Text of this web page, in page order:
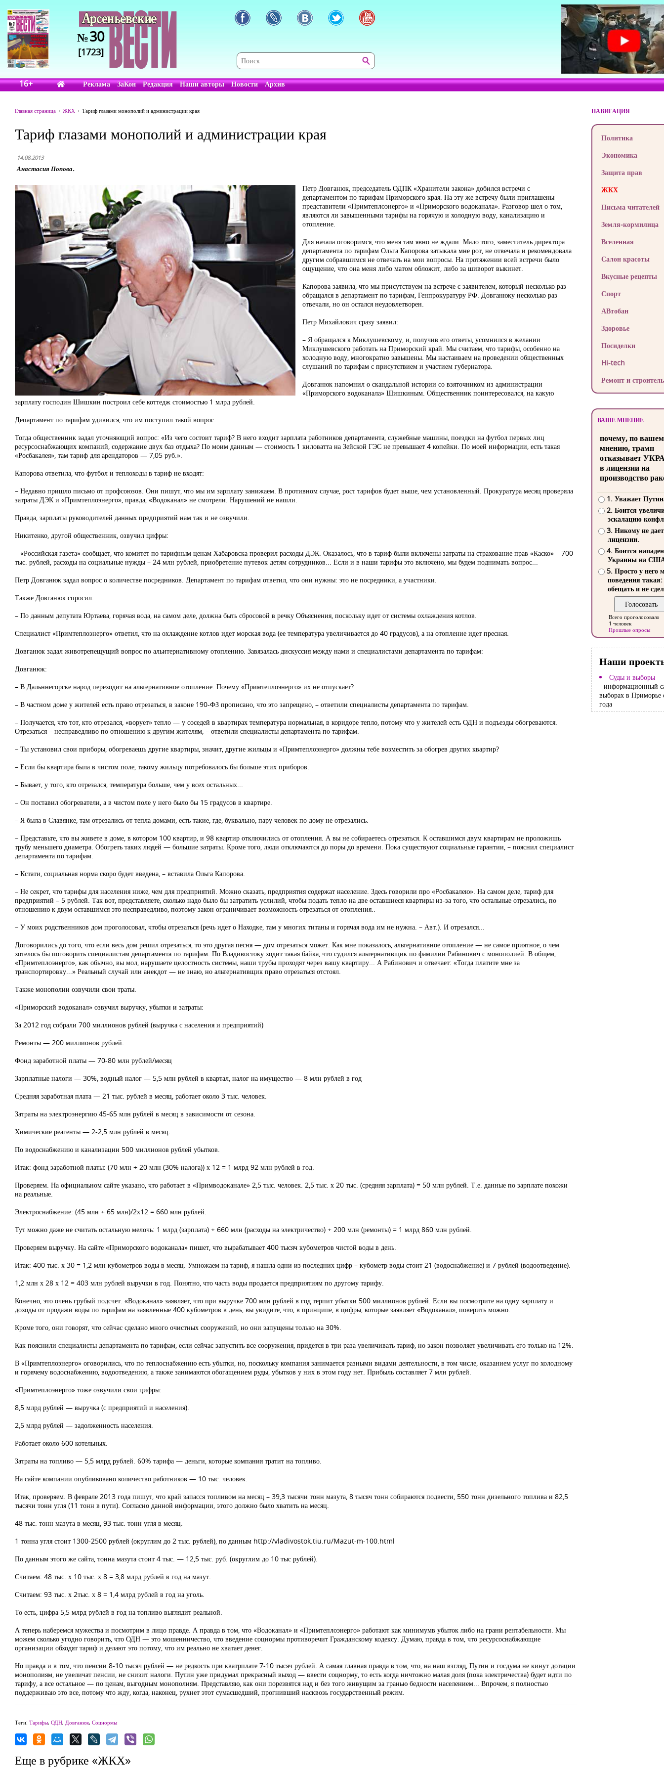
№30
[1723]
16+ Реклама ЗаКон Редакция Наши авторы Новости Архив
Главная страница ЖКХ Тариф глазами монополий и администрации края
Тариф глазами монополий и администрации края
14.08.2013
Анастасия Попова.
Петр Довганюк, председатель ОДПК «Хранители закона» добился встречи с
департаментом по тарифам Приморского края. На эту же встречу были приглашены
представители «Примтеплоэнерго» и «Приморского водоканала». Разговор шел о том,
являются ли завышенными тарифы на горячую и холодную воду, канализацию и
отопление.
Для начала оговоримся, что меня там явно не ждали. Мало того, заместитель директора
департамента по тарифам Ольга Капорова затыкала мне рот, не отвечала и рекомендовала
другим собравшимся не отвечать на мои вопросы. На протяжении всей встречи было
ощущение, что она меня либо матом обложит, либо за шиворот выкинет.
Капорова заявила, что мы присутствуем на встрече с заявителем, который несколько раз
обращался в департамент по тарифам, Генпрокуратуру РФ. Довганюку несколько раз
отвечали, но он остался неудовлетворен.
Петр Михайлович сразу заявил:
– Я обращался к Миклушевскому, и, получив его ответы, усомнился в желании
Миклушевского работать на Приморский край. Мы считаем, что тарифы, особенно на
холодную воду, многократно завышены. Мы настаиваем на проведении общественных
слушаний по тарифам с присутствием и участием губернатора.
Довганюк напомнил о скандальной истории со взяточником из администрации
«Приморского водоканала» Шишкиным. Общественник поинтересовался, на какую
зарплату господин Шишкин построил себе коттедж стоимостью 1 млрд рублей.
Департамент по тарифам удивился, что им поступил такой вопрос.
Тогда общественник задал уточняющий вопрос: «Из чего состоит тариф? В него входит зарплата работников департамента, служебные машины, поездки на футбол первых лиц
ресурсоснабжающих компаний, содержание двух баз отдыха? По моим данным — стоимость 1 киловатта на Зейской ГЭС не превышает 4 копейки. По моей информации, есть такая
«Росбакалея», там тариф для арендаторов — 7,05 руб.».
Капорова ответила, что футбол и теплоходы в тариф не входят:
– Недавно пришло письмо от профсоюзов. Они пишут, что мы им зарплату занижаем. В противном случае, рост тарифов будет выше, чем установленный. Прокуратура месяц проверяла
затраты ДЭК и «Примтеплоэнерго», правда, «Водоканал» не смотрели. Нарушений не нашли.
Правда, зарплаты руководителей данных предприятий нам так и не озвучили.
Никитенко, другой общественник, озвучил цифры:
– «Российская газета» сообщает, что комитет по тарифным ценам Хабаровска проверил расходы ДЭК. Оказалось, что в тариф были включены затраты на страхование прав «Каско» – 700
тыс. рублей, расходы на социальные нужды – 24 млн рублей, приобретение путевок детям сотрудников... Если и в наши тарифы это включено, мы будем поднимать вопрос...
Петр Довганюк задал вопрос о количестве посредников. Департамент по тарифам ответил, что они нужны: это не посредники, а участники.
Также Довганюк спросил:
– По данным депутата Юртаева, горячая вода, на самом деле, должна быть сбросовой в речку Объяснения, поскольку идет от системы охлаждения котлов.
Специалист «Примтеплоэнерго» ответил, что на охлаждение котлов идет морская вода (ее температура увеличивается до 40 градусов), а на отопление идет пресная.
Довганюк задал животрепещущий вопрос по альитернативному отоплению. Завязалась дискуссия между нами и специалистами департамента по тарифам:
Довганюк:
– В Дальннегорске народ переходит на альтернативное отопление. Почему «Примтеплоэнерго» их не отпускает?
– В частном доме у жителей есть право отрезаться, в законе 190-ФЗ прописано, что это запрещено, – ответили специалисты департамента по тарифам.
– Получается, что тот, кто отрезался, «ворует» тепло — у соседей в квартирах температура нормальная, в коридоре тепло, потому что у жителей есть ОДН и подъезды обогреваются.
Отрезаться – несправедливо по отношению к другим жителям, – ответили специалисты департамента по тарифам.
– Ты установил свои приборы, обогреваешь другие квартиры, значит, другие жильцы и «Примтеплоэнерго» должны тебе возместить за обогрев других квартир?
– Если бы квартира была в чистом поле, такому жильцу потребовалось бы больше этих приборов.
– Бывает, у того, кто отрезался, температура больше, чем у всех остальных...
– Он поставил обогреватели, а в чистом поле у него было бы 15 градусов в квартире.
– Я была в Славянке, там отрезались от тепла домами, есть такие, где, буквально, пару человек по дому не отрезались.
– Представьте, что вы живете в доме, в котором 100 квартир, и 98 квартир отключились от отопления. А вы не собираетесь отрезаться. К оставшимся двум квартирам не проложишь
трубу меньшего диаметра. Обогреть таких людей — большие затраты. Кроме того, люди отключаются до поры до времени. Пока существуют социальные гарантии, – пояснил специалист
департамента по тарифам.
– Кстати, социальная норма скоро будет введена, – вставила Ольга Капорова.
– Не секрет, что тарифы для населения ниже, чем для предприятий. Можно сказать, предприятия содержат население. Здесь говорили про «Pосбакалею». На самом деле, тариф для
предприятий – 5 рублей. Так вот, представляете, сколько надо было бы затратить услилий, чтобы подать тепло на две оставшиеся квартиры из-за того, что остальные отрезались, по
отношению к двум оставшимся это несправедливо, поэтому закон ограничивает возможность отрезаться от отопления..
– У моих родственников дом проголосовал, чтобы отрезаться (речь идет о Находке, там у многих титаны и горячая вода им не нужна. – Авт.). И отрезался...
Договорились до того, что если весь дом решил отрезаться, то это другая песня — дом отрезаться может. Как мне показалось, альтернативное отопление — не самое приятное, о чем
хотелось бы поговорить специалистам департамента по тарифам. По Владивостоку ходит такая байка, что судился альтернативщик по фамилии Рабинович с монополией. В общем,
«Примтеплоэнерго», как обычно, вы мол, нарушаете целостность системы, наши трубы проходят через вашу квартиру... А Рабинович и отвечает: «Тогда платите мне за
транспортировку...» Реальный случай или анекдот — не знаю, но альтернативщик право отрезаться отстоял.
Также монополии озвучили свои траты.
«Приморский водоканал» озвучил выручку, убытки и затраты:
За 2012 год собрали 700 миллионов рублей (выручка с населения и предприятий)
Ремонты — 200 миллионов рублей.
Фонд заработной платы — 70-80 млн рублей/месяц
Зарплатные налоги — 30%, водный налог — 5,5 млн рублей в квартал, налог на имущество — 8 млн рублей в год
Средняя заработная плата — 21 тыс. рублей в месяц, работает около 3 тыс. человек.
Затраты на электроэнергию 45-65 млн рублей в месяц в зависимости от сезона.
Химические реагенты — 2-2,5 млн рублей в месяц.
По водоснабжению и канализации 500 миллионов рублей убытков.
Итак: фонд заработной платы: (70 млн + 20 млн (30% налога)) х 12 = 1 млрд 92 млн рублей в год.
Проверяем. На официальном сайте указано, что работает в «Примводоканале» 2,5 тыс. человек. 2,5 тыс. х 20 тыс. (средняя зарплата) = 50 млн рублей. Т.е. данные по зарплате похожи
на реальные.
Электроснабжение: (45 млн + 65 млн)/2х12 = 660 млн рублей.
Тут можно даже не считать остальную мелочь: 1 млрд (зарплата) + 660 млн (расходы на электричество) + 200 млн (ремонты) = 1 млрд 860 млн рублей.
Проверяем выручку. На сайте «Приморского водоканала» пишет, что вырабатывает 400 тысяч кубометров чистой воды в день.
Итак: 400 тыс. х 30 = 1,2 млн кубометров воды в месяц. Умножаем на тариф, я нашла одни из последних цифр – кубометр воды стоит 21 (водоснабжение) и 7 рублей (водоотведение).
1,2 млн х 28 х 12 = 403 млн рублей выручки в год. Понятно, что часть воды продается предприятиям по другому тарифу.
Конечно, это очень грубый подсчет. «Водоканал» заявляет, что при выручке 700 млн рублей в год терпит убытки 500 миллионов рублей. Если вы посмотрите на одну зарплату и
доходы от продажи воды по тарифам на заявленные 400 кубометров в день, вы увидите, что, в принципе, в цифры, которые заявляет «Водоканал», поверить можно.
Кроме того, они говорят, что сейчас сделано много очистных сооружений, но они запущены только на 30%.
Как пояснили специалисты департамента по тарифам, если сейчас запустить все сооружения, придется в три раза увеличивать тариф, но закон позволяет увеличивать его только на 12%.
В «Примтеплоэнерго» оговорились, что по теплоснабжению есть убытки, но, поскольку компания занимается разными видами деятельности, в том числе, оказанием услуг по холодному
и горячему водоснабжению, водоотведению, а также занимаются обогащением руды, убытков у них в этом году нет. Прибыль составляет 7 млн рублей.
«Примтеплоэнерго» тоже озвучили свои цифры:
8,5 млрд рублей — выручка (с предприятий и населения).
2,5 млрд рублей — задолженность населения.
Работает около 600 котельных.
Затраты на топливо — 5,5 млрд рублей. 60% тарифа — деньги, которые компания тратит на топливо.
На сайте компании опубликовано количество работников — 10 тыс. человек.
Итак, проверяем. В феврале 2013 года пишут, что край запасся топливом на месяц – 39,3 тысячи тонн мазута, 8 тысяч тонн собираются подвести, 550 тонн дизельного топлива и 82,5
тысячи тонн угля (11 тонн в пути). Согласно данной информации, этого должно было хватить на месяц.
48 тыс. тонн мазута в месяц, 93 тыс. тонн угля в месяц.
1 тонна угля стоит 1300-2500 рублей (округлим до 2 тыс. рублей), по данным http://vladivostok.tiu.ru/Mazut-m-100.html
По данным этого же сайта, тонна мазута стоит 4 тыс. — 12,5 тыс. руб. (округлим до 10 тыс рублей).
Считаем: 48 тыс. х 10 тыс. х 8 = 3,8 млрд рублей в год на мазут.
Считаем: 93 тыс. х 2тыс. х 8 = 1,4 млрд рублей в год на уголь.
То есть, цифра 5,5 млрд рублей в год на топливо выглядит реальной.
А теперь наберемся мужества и посмотрим в лицо правде. А правда в том, что «Водоканал» и «Примтеплоэнерго» работают как минимумв убыток либо на грани рентабельности. Мы
можем сколько угодно говорить, что ОДН — это мошенничество, что введение соцнормы противоречит Гражданскому кодексу. Думаю, правда в том, что ресурсоснабжающие
организации обходят тариф и делают это потому, что им реально не хватает денег.
Но правда и в том, что пенсии 8-10 тысяч рублей — не редкость при кватрплате 7-10 тысяч рублей. А самая главная правда в том, что, на наш взгляд, Путин и госдума не кинут дотации
монополиям, не увеличат пенсии, не снизит налоги. Путин уже придумал прекрасный выход — ввести соцнорму, то есть когда ничтожно малая доля (пока электричества) будет идти по
тарифу, а все остальное — по ценам, выгодным монополиям. Представляю, как они порезвятся над и без того живущим за гранью бедности населением... Впрочем, я полностью
поддерживаю это все, потому что жду, когда, наконец, рухнет этот сумасшедший, прогнивший насквозь государственный режим.
Теги: Тарифы, ОДН, Довганюк, Соцнормы
Еще в рубрике «ЖКХ»
НАВИГАЦИЯ
Политика
Экономика
Защита прав
ЖКХ
Письма читателей
Земля-кормилица
Вселенная
Салон красоты
Вкусные рецепты
Спорт
АВтобан
Здоровье
Посиделки
Hi-tech
Ремонт и
ВАШЕ МНЕНИЕ
почему, по
мнению, трамп
отказывает
в лицензии на
производство
1. Уважает
2. Боится
эскалацию
3. Никому не
лицензии.
4. Боится
Украины на
5. Просто у него
поведения такая:
обещать и не
Всего проголосовало
1 человек
Прошлые опросы
Наши
Суды и выборы
- информационный
выборах в Приморье
года